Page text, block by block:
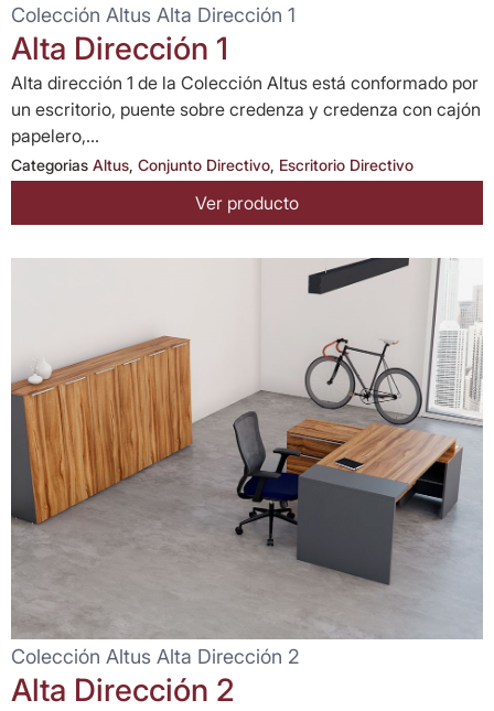
Colección Altus Alta Dirección 1
Alta Dirección 1
Alta dirección 1 de la Colección Altus está conformado por
un escritorio, puente sobre credenza y credenza con cajón
papelero,...
Categorias Altus, Conjunto Directivo, Escritorio Directivo
Ver producto
Colección Altus Alta Dirección 2
Alta Dirección 2